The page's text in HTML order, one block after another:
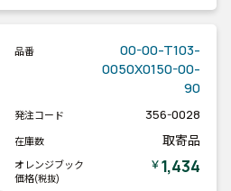
品番
00-00-T103-
0050X0150-00-
90
発注コード 356-0028
在庫数 取寄品
オレンジブック
価格(税抜)
￥1,434